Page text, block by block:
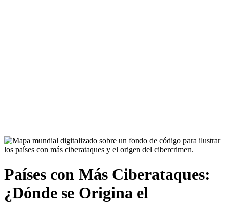
Países con Más Ciberataques:
¿Dónde se Origina el